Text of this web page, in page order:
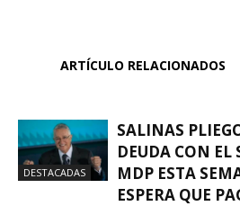
ARTÍCULO RELACIONADOS
DESTACADAS
SALINAS
DEUDA CON EL
MDP ESTA
ESPERA QUE